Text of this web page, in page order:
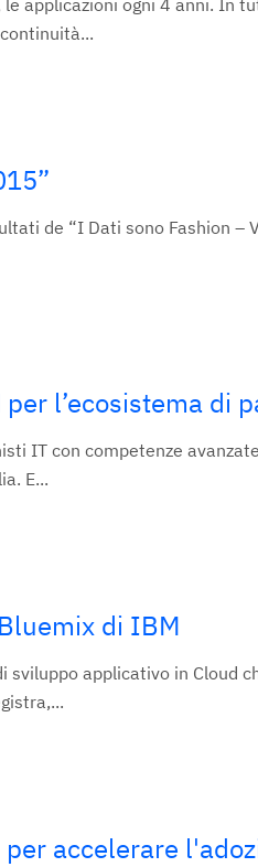
applicazioni ogni 4 anni. In
de “I Dati sono Fashion –
l’ecosistema di
IT con competenze
E...
di IBM
applicativo in Cloud
accelerare